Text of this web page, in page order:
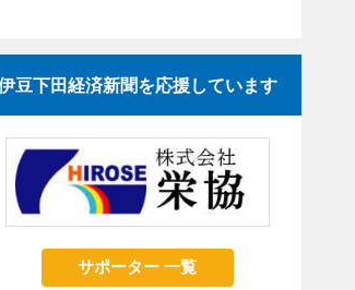
豆下田経済新聞を応援しています
サポーター 一覧